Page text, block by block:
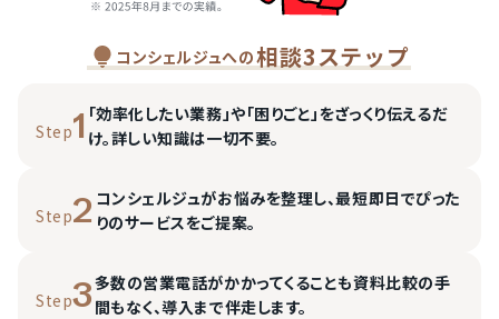
コンシェルジュへの相談3ステップ
Step1 「効率化したい業務」や「困りごと」をざっくり伝えるだ
け。詳しい知識は一切不要。
Step2 コンシェルジュがお悩みを整理し、最短即日でぴった
りのサービスをご提案。
Step3多数の営業電話がかかってくることも資料比較の手
間もなく、導入まで伴走します。